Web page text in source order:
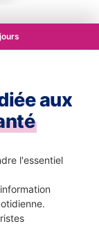
aux
l'essentiel